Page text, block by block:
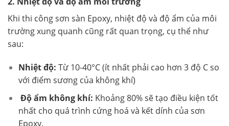
Khi thi công sơn sàn Epoxy, nhiệt độ và độ ẩm của môi
trường xung quanh cũng rất quan trọng, cụ thể như
sau:
Nhiệt độ: Từ 10-40°C (ít nhất phải cao hơn 3 độ C so
với điểm sương của không khí)
Độ ẩm không khí: Khoảng 80% sẽ tạo điều kiện tốt
nhất cho quá trình cứng hoá và kết dính của sơn
Epoxy.